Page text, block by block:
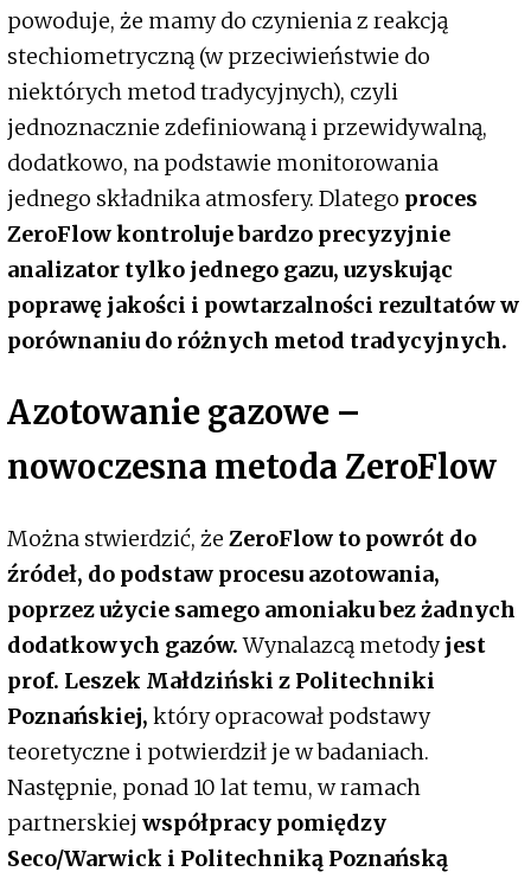
powoduje, że mamy do czynienia z reakcją
stechiometryczną (w przeciwieństwie do
niektórych metod tradycyjnych), czyli
jednoznacznie zdefiniowaną i przewidywalną,
dodatkowo, na podstawie monitorowania
jednego składnika atmosfery. Dlatego proces
ZeroFlow kontroluje bardzo precyzyjnie
analizator tylko jednego gazu, uzyskując
poprawę jakości i powtarzalności rezultatów w
porównaniu do różnych metod tradycyjnych.
Azotowanie gazowe –
nowoczesna metoda ZeroFlow
Można stwierdzić, że ZeroFlow to powrót do
źródeł, do podstaw procesu azotowania,
poprzez użycie samego amoniaku bez żadnych
dodatkowych gazów.Wynalazcą metodyjest
prof. Leszek Małdziński z Politechniki
Poznańskiej, który opracował podstawy
teoretyczne i potwierdził je w badaniach.
Następnie, ponad 10 lat temu, w ramach
partnerskiej współpracy pomiędzy
Seco/Warwick i Politechniką Poznańską